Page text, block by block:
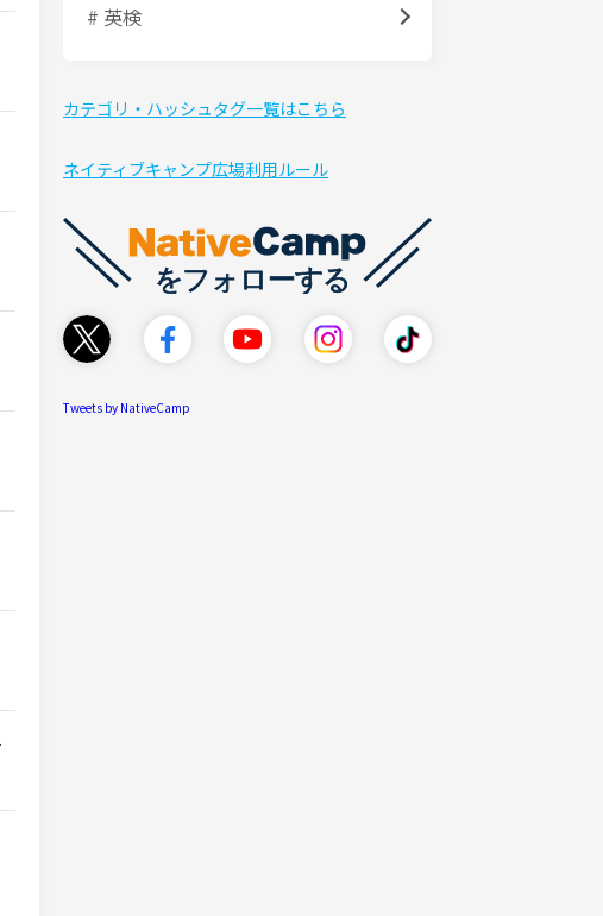
# 英検
カテゴリ・ハッシュタグ一覧はこちら
ネイティブキャンプ広場利用ルール
Tweets by NativeCamp